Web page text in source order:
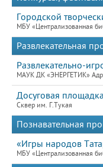
Городской
МБУ «Централизованная
Развлекательная
Развлекательно-
МАУК ДК «ЭНЕРГЕТИК»
Досуговая
Сквер им. Г.Тукая
Познавательная
«Игры народов
МБУ «Централизованная